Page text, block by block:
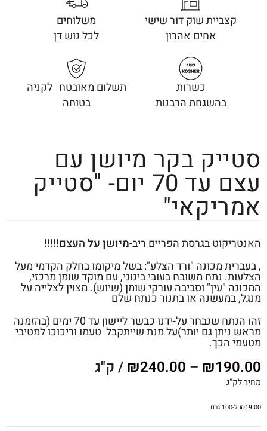
סטייק בקר מיושן עם
עצם עד 70 יום- "סטייק
אמריקאי"
האנטריקוט בגרסת הפריים ריב-מיושן על העצם!!!!!
, בעברית מכונה "ורד הצלע": בשל מיקומו בחלק הקדמי מעל
הצלעות. נתח משובח בעובי בינוני, עם מוקד שומן מרכזי,
המכונה "עין" וסביבה עורקי שומן (שיוש). מצוין לצלייה על
מנגל, במעשנה או בתנור כנתח שלם
זהו הנתח שנבחר על-ידנו כבשר ליישון עד 70 ימים (בהזמנה
מראש ניתן גם יותר)על מנת שייתקבל טעמו וריכוכו למטיבי
מטעמי הכך.
₪190.00
–
₪240.00 / ק"ג
מחיר לק"ג
₪19.00 ל-100 גרם
קצביית שוק דור שישי
אחים אהרון
משלוחים
לכל גוש דן
כשרות
בהשגחת הרבנות
תשלום מאובטח לקניה
בטוחה